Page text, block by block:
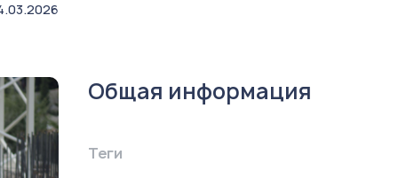
Общая информация
Теги